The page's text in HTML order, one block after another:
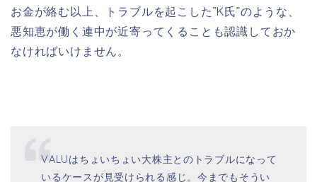
お金が絡む以上、トラブルを起こした”K氏”のような、
悪知恵が働く連中が近寄ってくることも認識しておか
なければいけません。
VALUはちょいちょい大株主とのトラブルになって
いるケースが見受けられる感じ。今までもそうい